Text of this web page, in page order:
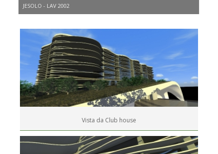
JESOLO - LAV 2002
Vista da Club house